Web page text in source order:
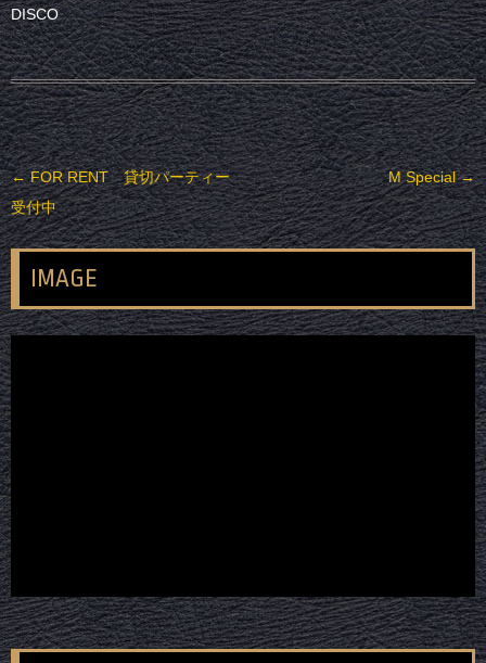
DISCO
投稿ナビゲーション
←FOR RENT 貸切パーティー
受付中
M Special→
IMAGE